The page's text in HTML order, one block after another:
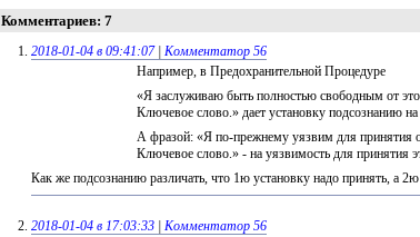
Комментариев: 7
2018-01-04 в 09:41:07| Комментатор 56
Например, в Предохранительной Процедуре
«Я заслуживаю быть полностью свободным от
Ключевое слово.» дает установку подсознанию
А фразой: «Я по-прежнему уязвим для принятия
Ключевое слово.» - на уязвимость для принятия
Как же подсознанию различать, что 1ю установку надо принять, а 2ю
2018-01-04 в 17:03:33
Комментатор 56